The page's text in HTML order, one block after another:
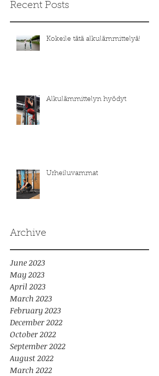
Recent Posts
Kokeile tätä alkulämmittelyä!
Alkulämmittelyn hyödyt
Urheiluvammat
Archive
June 2023
May 2023
April 2023
March 2023
February 2023
December 2022
October 2022
September 2022
August 2022
March 2022